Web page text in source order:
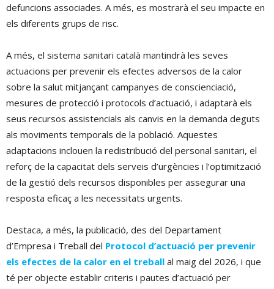
defuncions associades. A més, es mostrarà el seu impacte en
els diferents grups de risc.
A més, el sistema sanitari català mantindrà les seves
actuacions per prevenir els efectes adversos de la calor
sobre la salut mitjançant campanyes de conscienciació,
mesures de protecció i protocols d’actuació, i adaptarà els
seus recursos assistencials als canvis en la demanda deguts
als moviments temporals de la població. Aquestes
adaptacions inclouen la redistribució del personal sanitari, el
reforç de la capacitat dels serveis d’urgències i l’optimització
de la gestió dels recursos disponibles per assegurar una
resposta eficaç a les necessitats urgents.
Destaca, a més, la publicació, des del Departament
d’Empresa i Treball del Protocol d’actuació per prevenir
els efectes de la calor en el treball al maig del 2026, i que
té per objecte establir criteris i pautes d’actuació per